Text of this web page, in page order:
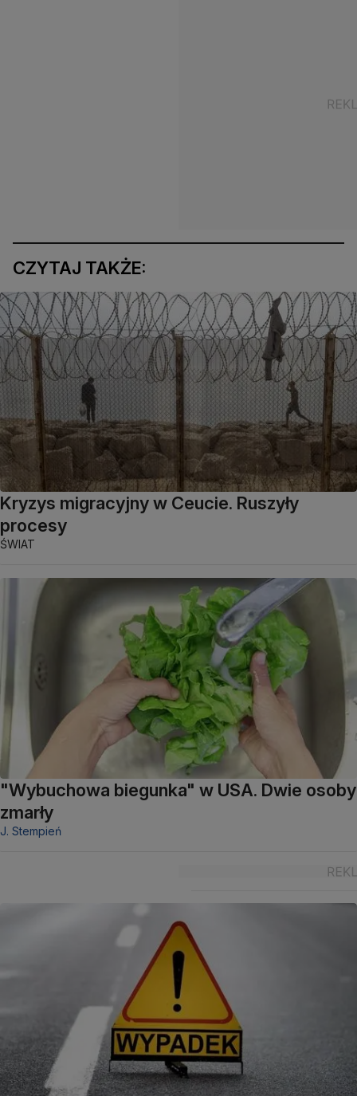
CZYTAJ TAKŻE:
Kryzys migracyjny w Ceucie. Ruszyły
procesy
ŚWIAT
"Wybuchowa biegunka" w USA. Dwie osoby
zmarły
J. Stempień